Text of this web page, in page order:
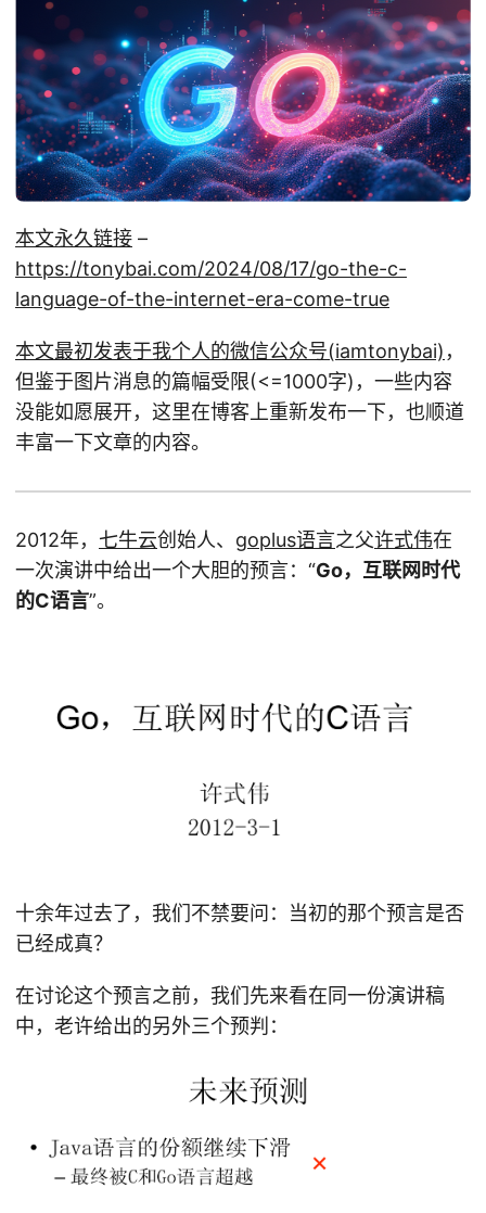
本文永久链接 –
https://tonybai.com/2024/08/17/go-the-c-
language-of-the-internet-era-come-true
本文最初发表于我个人的微信公众号(iamtonybai) ，
但鉴于图片消息的篇幅受限(<=1000字)，一些内容
没能如愿展开，这里在博客上重新发布一下，也顺道
丰富一下文章的内容。
2012年， 七牛云创始人、 goplus语言之父许式伟在
一次演讲中给出一个大胆的预言：“Go，互联网时代
的C语言”。
十余年过去了，我们不禁要问：当初的那个预言是否
已经成真？
在讨论这个预言之前，我们先来看在同一份演讲稿
中，老许给出的另外三个预判：